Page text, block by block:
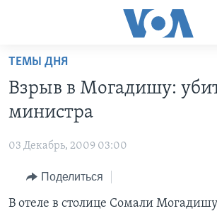
Перейти
основной
контент
навигации
Перейти
ПРОГРАММЫ
НОВОСТИ ЗА МИНУТУ
ИТОГИ
ПОЧЕМУ ЭТО ВАЖНО?
УЧИМ АНГЛИЙСКИЙ
НАША АМЕРИКАНСКАЯ ИСТОРИЯ
А КАК В АМЕРИКЕ?
ЭКСПЕРТИЗА
ИНТЕРВЬЮ
ФАКТЫ ПРОТИВ ФЕЙКОВ
ТЕМЫ ДНЯ
Взрыв в Могадишу:
министра
03 Декабрь, 2009 03:00
Поделиться
В отеле в столице Сомали